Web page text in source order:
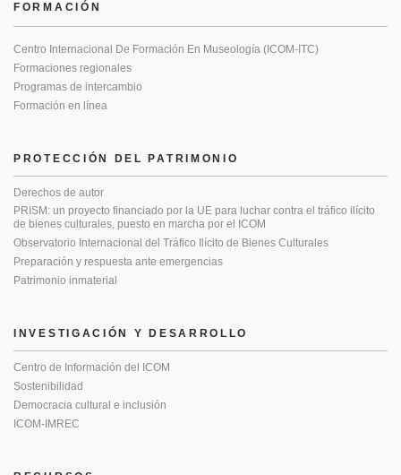
PROTECCIÓN DEL PATRIMONIO
Derechos de autor
PRISM: un proyecto financiado por la UE para luchar contra el tráfico ilícito
de bienes culturales, puesto en marcha por el ICOM
Observatorio Internacional del Tráfico Ilícito de Bienes Culturales
Preparación y respuesta ante emergencias
Patrimonio inmaterial
FORMACIÓN
Centro Internacional De Formación En Museología (ICOM-ITC)
Formaciones regionales
Programas de intercambio
Formación en línea
INVESTIGACIÓN Y DESARROLLO
Centro de Información del ICOM
Sostenibilidad
Democracia cultural e inclusión
ICOM-IMREC